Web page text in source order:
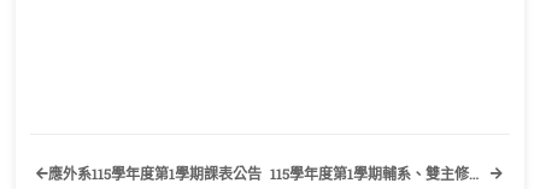
應外系115學年度第1學期課表公告 115學年度第1學期輔系、雙主修申請修讀審核結果公告